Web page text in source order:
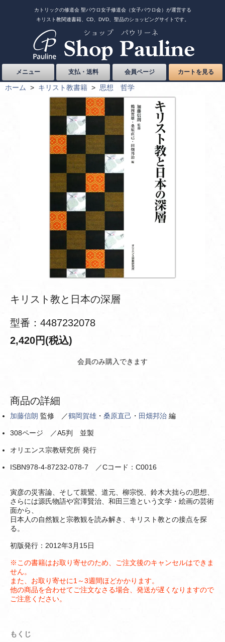
カトリックの修道会 聖パウロ女子修道会（女子パウロ会）が運営する
キリスト教関連書籍、CD、DVD、聖品のショッピングサイトです。
メニュー 支払・送料 会員ページ カートを見る
ホーム > キリスト教書籍 > 思想 哲学
キリスト教と日本の深層
型番：4487232078
2,420円(税込)
会員のみ購入できます
商品の詳細
加藤信朗 監修 ／鶴岡賀雄 ・ 桑原直己 ・ 田畑邦治 編
308ページ ／A5判 並製
オリエンス宗教研究所 発行
ISBN978-4-87232-078-7 ／Cコード：C0016
寅彦の災害論、そして親鸞、道元、柳宗悦、鈴木大拙らの思想、
さらには源氏物語や宮澤賢治、和田三造という文学・絵画の芸術
面から、
日本人の自然観と宗教観を読み解き、キリスト教との接点を探
る。
初版発行：2012年3月15日
※この書籍はお取り寄せのため、ご注文後のキャンセルはできま
せん。
また、お取り寄せに1～3週間ほどかかります。
他の商品を合わせてご注文なさる場合、発送が遅くなりますので
ご注意ください。
もくじ